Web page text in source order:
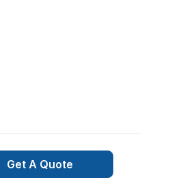
Get A Quote